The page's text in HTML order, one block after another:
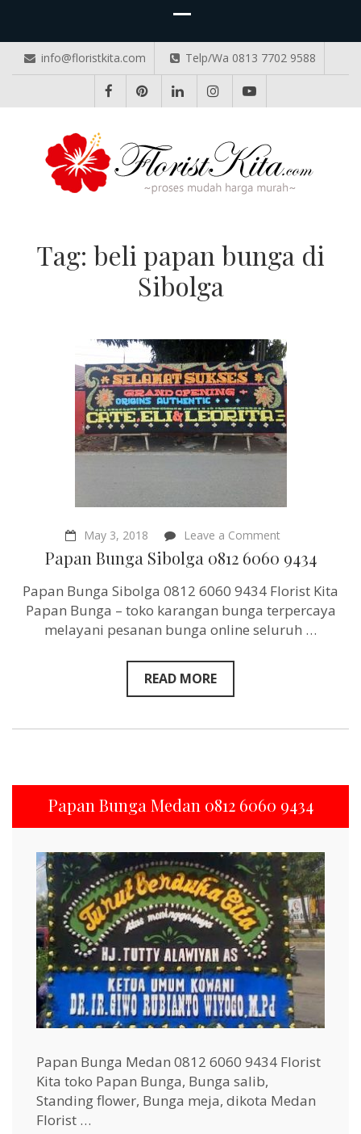
info@floristkita.com Telp/Wa 0813 7702 9588
Tag: beli papan bunga di
Sibolga
May 3, 2018 Leave a Commenton
Bunga
0812
9434
Papan Bunga Sibolga 0812 6060 9434
Papan Bunga Sibolga 0812 6060 9434 Florist Kita
Papan Bunga – toko karangan bunga terpercaya
melayani pesanan bunga online seluruh …
READ MORE
Papan Bunga Medan 0812 6060 9434
Papan Bunga Medan 0812 6060 9434 Florist
Kita toko Papan Bunga, Bunga salib,
Standing flower, Bunga meja, dikota Medan
Florist …